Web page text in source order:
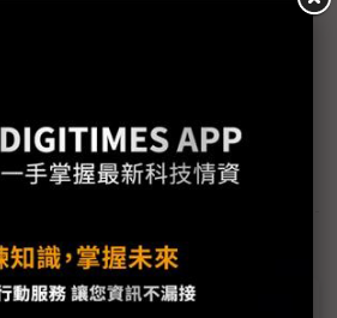
字追蹤」
成水冷零件新缺口